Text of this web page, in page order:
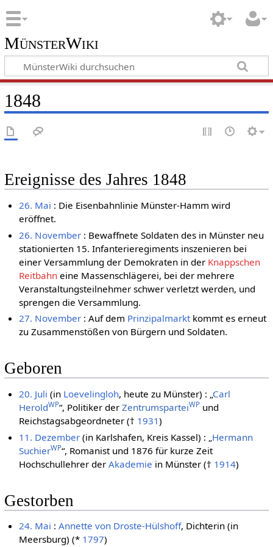
MünsterWiki
1848
Ereignisse des Jahres 1848
26. Mai : Die Eisenbahnlinie Münster-Hamm wird
eröffnet.
26. November : Bewaffnete Soldaten des in Münster neu
stationierten 15. Infanterieregiments inszenieren bei
einer Versammlung der Demokraten in der Knappschen
Reitbahn eine Massenschlägerei, bei der mehrere
Veranstaltungsteilnehmer schwer verletzt werden, und
sprengen die Versammlung.
27. November : Auf dem Prinzipalmarktkommt es erneut
zu Zusammenstößen von Bürgern und Soldaten.
Geboren
20. Juli (in Loevelingloh, heute zu Münster) : „Carl
HeroldWP“, Politiker derZentrumsparteiWP und
Reichstagsabgeordneter († 1931)
11. Dezember (in Karlshafen, Kreis Kassel) : „ Hermann
SuchierWP“, Romanist und 1876 für kurze Zeit
Hochschullehrer derAkademie in Münster († 1914)
Gestorben
24. Mai :Annette von Droste-Hülshoff, Dichterin (in
Meersburg) (* 1797)